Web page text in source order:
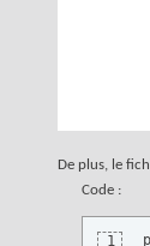
De plus, le
Code :
1